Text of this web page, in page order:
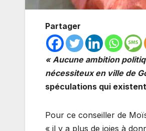
Partager
« Aucune ambition
nécessiteux en ville de
spéculations qui
Pour ce conseiller de
« il y a plus de joies à